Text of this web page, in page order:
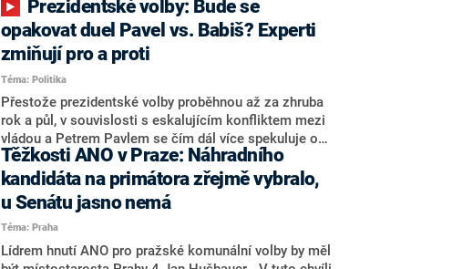
ministryně spravedlnosti ODS Eva Decroix. V
rozhovoru pro CNN Prima NEWS si nebrala servítky
ohledně politického výkonu svého nástupce Jeronýma
Tejce (za ANO) či vládní zmocněnkyně pro lidská
práva Taťány Malé (ANO). Označením „svoloč“ na
adresu vlády prý byla ještě hodná. Decroix se také
vrátila k volební porážce koalice Spolu či promluvila o
hnutí Naše Česko Martina Kuby.
opakovat duel Pavel vs. Babiš? Experti
zmiňují pro a proti
Téma: Politika
Přestože prezidentské volby proběhnou až za zhruba
rok a půl, v souvislosti s eskalujícím konfliktem mezi
vládou a Petrem Pavlem se čím dál více spekuluje o
tom, koho by do bitvy o Hrad mohla vyslat současná
koalice. Někteří političtí komentátoři znovu vytahují
jméno premiéra Andreje Babiše (ANO). Jak moc je
pravděpodobné, že se v prezidentských volbách 2028
bude znovu opakovat souboj z roku 2023?
Těžkosti ANO v Praze: Náhradního
kandidáta na primátora zřejmě vybralo,
u Senátu jasno nemá
Téma: Praha
Lídrem hnutí ANO pro pražské komunální volby by měl